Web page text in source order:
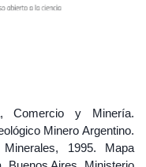
Comercio y Minería.
Minero Argentino.
1995. Mapa